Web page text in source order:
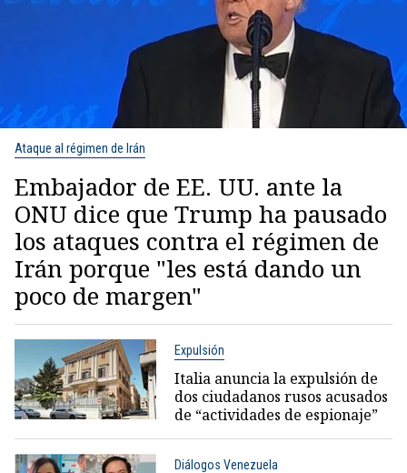
Ataque al régimen de Irán
Embajador de EE. UU. ante la
ONU dice que Trump ha pausado
los ataques contra el régimen de
Irán porque "les está dando un
poco de margen"
Expulsión
Italia anuncia la expulsión de
dos ciudadanos rusos acusados
de “actividades de espionaje”
Diálogos Venezuela